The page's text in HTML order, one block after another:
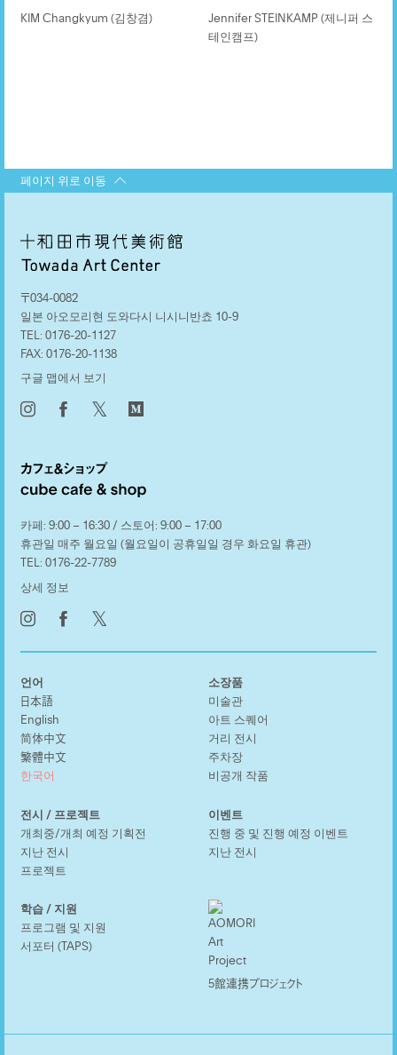
KIM Changkyum (김창겸)
Jennifer STEINKAMP (제니퍼 스
테인캠프)
페이지 위로 이동
〒034-0082
일본 아오모리현 도와다시 니시니반쵸 10-9
TEL: 0176-20-1127
FAX: 0176-20-1138
구글 맵에서 보기
𝕏
카페: 9:00 – 16:30 / 스토어: 9:00 – 17:00
휴관일 매주 월요일 (월요일이 공휴일일 경우 화요일 휴관)
TEL: 0176-22-7789
상세 정보
𝕏
언어
日本語
English
简体中文
繁體中文
한국어
소장품
미술관
아트 스퀘어
거리 전시
주차장
비공개 작품
전시 / 프로젝트
개최중/개최 예정 기획전
지난 전시
프로젝트
이벤트
진행 중 및 진행 예정 이벤트
지난 전시
학습 / 지원
프로그램 및 지원
서포터 (TAPS)
5館連携プロジェクト